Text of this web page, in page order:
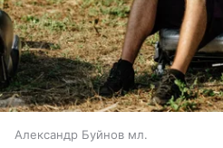
Александр Буйнов мл.